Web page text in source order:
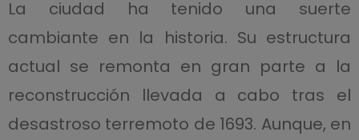
La ciudad ha tenido una suerte
cambiante en la historia. Su estructura
actual se remonta en gran parte a la
reconstrucción llevada a cabo tras el
desastroso terremoto de 1693. Aunque, en